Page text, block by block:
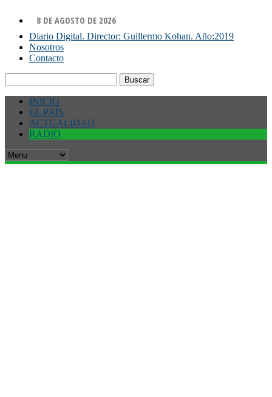
8 DE AGOSTO DE 2026
Diario Digital. Director: Guillermo Kohan. Año:2019
Nosotros
Contacto
INICIO
EL PAÍS
ACTUALIDAD
RADIO